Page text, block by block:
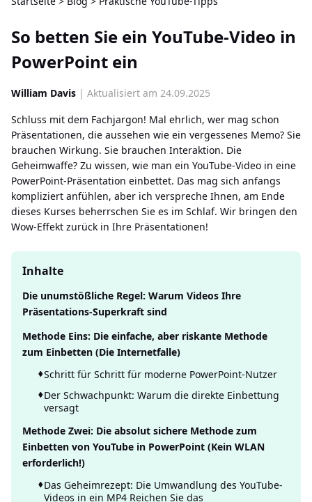
So betten Sie ein YouTube-Video in
PowerPoint ein
William Davis | Aktualisiert am 24.09.2025
Schluss mit dem Fachjargon! Mal ehrlich, wer mag schon
Präsentationen, die aussehen wie ein vergessenes Memo? Sie
brauchen Wirkung. Sie brauchen Interaktion. Die
Geheimwaffe? Zu wissen, wie man ein YouTube-Video in eine
PowerPoint-Präsentation einbettet. Das mag sich anfangs
kompliziert anfühlen, aber ich verspreche Ihnen, am Ende
dieses Kurses beherrschen Sie es im Schlaf. Wir bringen den
Wow-Effekt zurück in Ihre Präsentationen!
Inhalte
Die unumstößliche Regel: Warum Videos Ihre
Präsentations-Superkraft sind
Methode Eins: Die einfache, aber riskante Methode
zum Einbetten (Die Internetfalle)
Schritt für Schritt für moderne PowerPoint-Nutzer
Der Schwachpunkt: Warum die direkte Einbettung
versagt
Methode Zwei: Die absolut sichere Methode zum
Einbetten von YouTube in PowerPoint (Kein WLAN
erforderlich!)
Das Geheimrezept: Die Umwandlung des YouTube-
Videos in ein MP4 Reichen Sie das